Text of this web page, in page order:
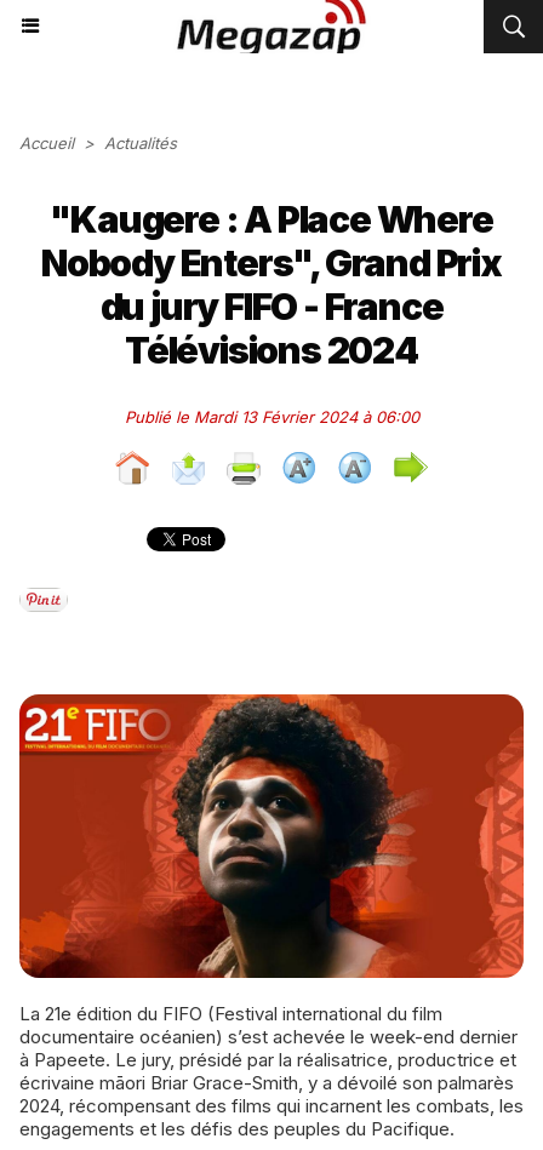
Accueil > Actualités
"Kaugere : A Place Where
Nobody Enters", Grand Prix
du jury FIFO - France
Télévisions 2024
Publié le Mardi 13 Février 2024 à 06:00
La 21e édition du FIFO (Festival international du film
documentaire océanien) s’est achevée le week-end dernier
à Papeete. Le jury, présidé par la réalisatrice, productrice et
écrivaine māori Briar Grace-Smith, y a dévoilé son palmarès
2024, récompensant des films qui incarnent les combats, les
engagements et les défis des peuples du Pacifique.